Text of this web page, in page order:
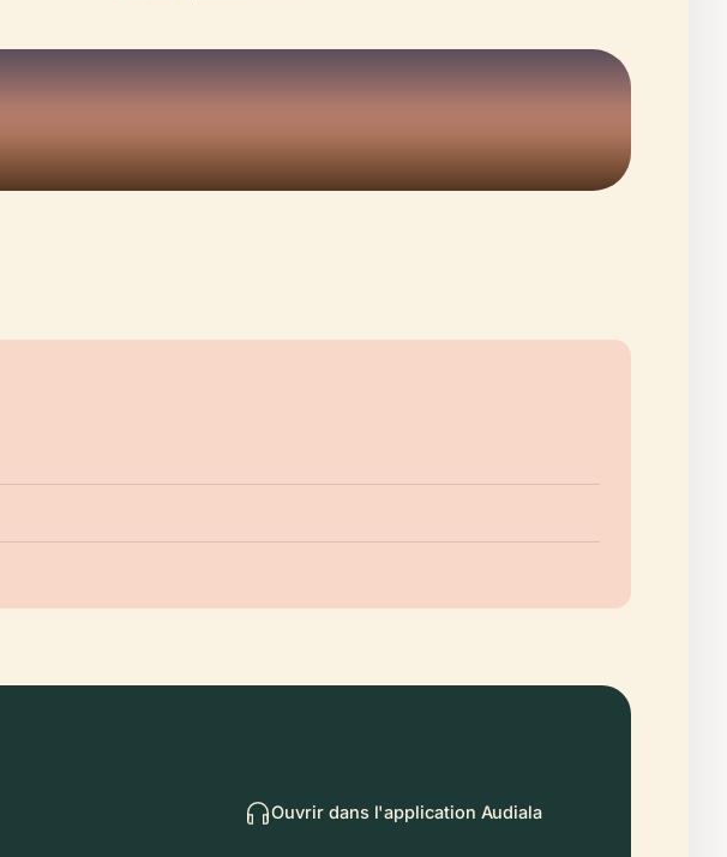
Ouvrir dans l'application Audiala